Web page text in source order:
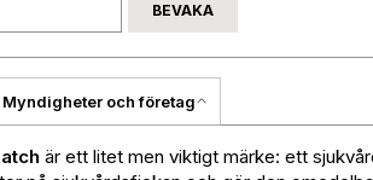
BEVAKA
Myndigheter och företag
är ett litet men viktigt märke: ett